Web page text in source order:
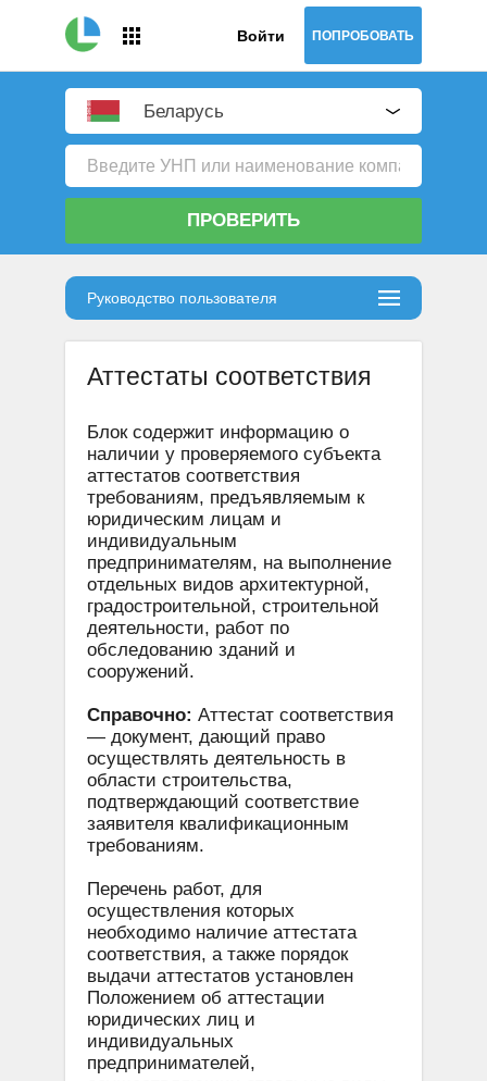
Войти ПОПРОБОВАТЬ
Беларусь
ПРОВЕРИТЬ
Руководство пользователя
Аттестаты соответствия
Блок содержит информацию о
наличии у проверяемого субъекта
аттестатов соответствия
требованиям, предъявляемым к
юридическим лицам и
индивидуальным
предпринимателям, на выполнение
отдельных видов архитектурной,
градостроительной, строительной
деятельности, работ по
обследованию зданий и
сооружений.
Справочно: Аттестат соответствия
— документ, дающий право
осуществлять деятельность в
области строительства,
подтверждающий соответствие
заявителя квалификационным
требованиям.
Перечень работ, для
осуществления которых
необходимо наличие аттестата
соответствия, а также порядок
выдачи аттестатов установлен
Положением об аттестации
юридических лиц и
индивидуальных
предпринимателей,